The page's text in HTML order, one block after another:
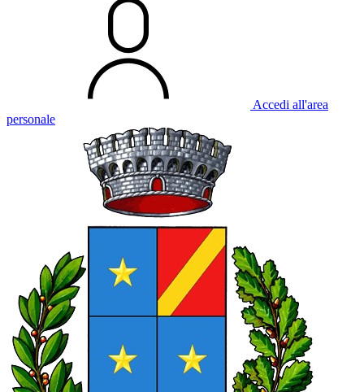
Accedi all'area
personale